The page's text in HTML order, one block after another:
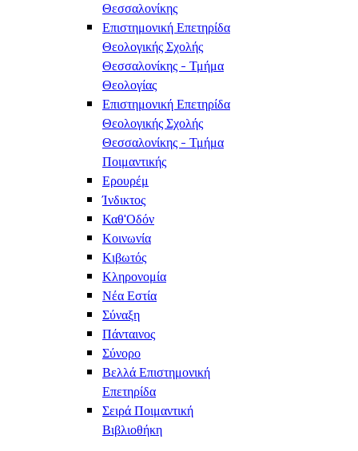
Θεσσαλονίκης
Επιστημονική Επετηρίδα
Θεολογικής Σχολής
Θεσσαλονίκης - Τμήμα
Θεολογίας
Επιστημονική Επετηρίδα
Θεολογικής Σχολής
Θεσσαλονίκης - Τμήμα
Ποιμαντικής
Ερουρέμ
Ίνδικτος
Καθ'Οδόν
Κοινωνία
Κιβωτός
Κληρονομία
Νέα Εστία
Σύναξη
Πάνταινος
Σύνορο
Βελλά Επιστημονική
Επετηρίδα
Σειρά Ποιμαντική
Βιβλιοθήκη